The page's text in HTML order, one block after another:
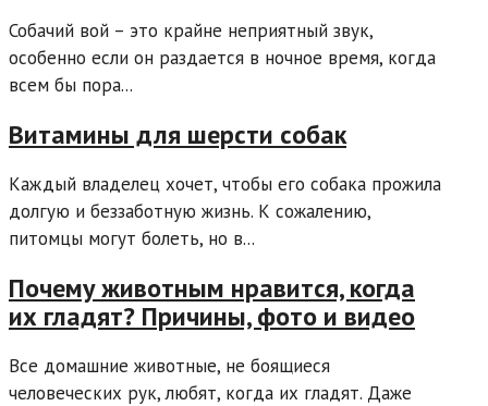
Собачий вой – это крайне неприятный звук,
особенно если он раздается в ночное время, когда
всем бы пора...
Витамины для шерсти собак
Каждый владелец хочет, чтобы его собака прожила
долгую и беззаботную жизнь. К сожалению,
питомцы могут болеть, но в...
Почему животным нравится, когда
их гладят? Причины, фото и видео
Все домашние животные, не боящиеся
человеческих рук, любят, когда их гладят. Даже